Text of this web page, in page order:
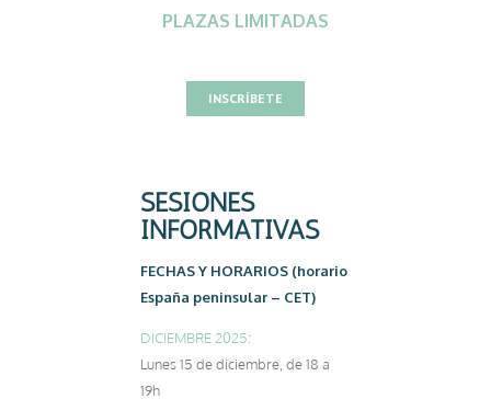
PLAZAS LIMITADAS
INSCRÍBETE
SESIONES
INFORMATIVAS
FECHAS Y HORARIOS (horario
España peninsular – CET)
DICIEMBRE 2025:
Lunes 15 de diciembre, de 18 a
19h